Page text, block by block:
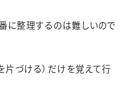
に整理するのは難しいので
片づける）だけを覚えて行